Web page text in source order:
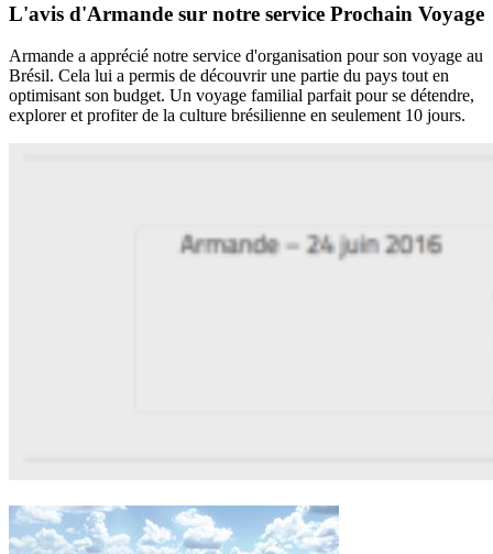
L'avis d'Armande sur notre service Prochain Voyage
Armande a apprécié notre service d'organisation pour son voyage au
Brésil. Cela lui a permis de découvrir une partie du pays tout en
optimisant son budget. Un voyage familial parfait pour se détendre,
explorer et profiter de la culture brésilienne en seulement 10 jours.